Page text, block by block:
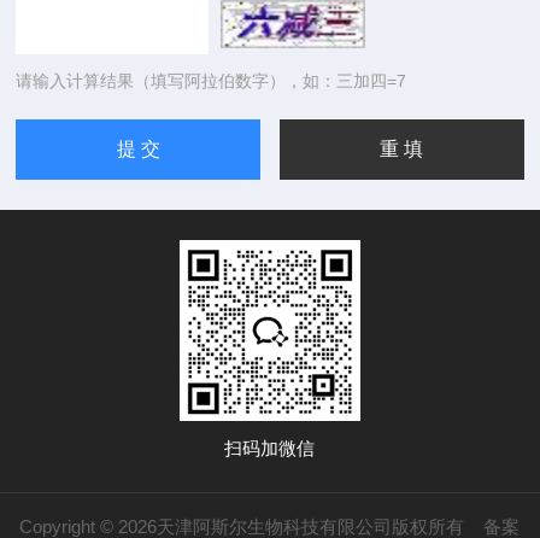
请输入计算结果（填写阿拉伯数字），如：三加四=7
扫码加微信
Copyright © 2026天津阿斯尔生物科技有限公司版权所有 备案